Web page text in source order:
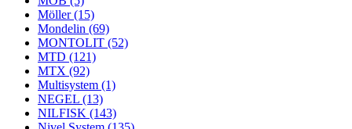
Möller(15)
Mondelin (69)
MONTOLIT (52)
MTD (121)
MTX (92)
Multisystem (1)
NEGEL (13)
NILFISK (143)